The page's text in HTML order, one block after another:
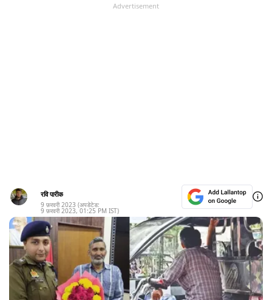
Advertisement
रवि पारीक
9 फ़रवरी 2023 (अपडेटेड:
9 फ़रवरी 2023, 01:25 PM IST)